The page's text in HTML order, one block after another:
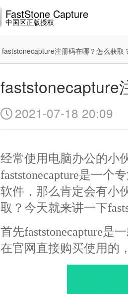
FastStone Capture
中国区正版授权
faststonecapture注册码在哪？怎么获取
faststonecapture
 2021-07-18 20:09
经常使用电脑办公的小
faststonecapture是一个
软件，那么肯定会有小
取？今天就来讲一下
首先faststonecapture是
在官网直接购买使用的